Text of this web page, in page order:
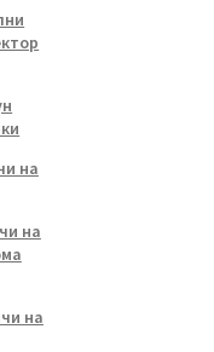
на
на
на